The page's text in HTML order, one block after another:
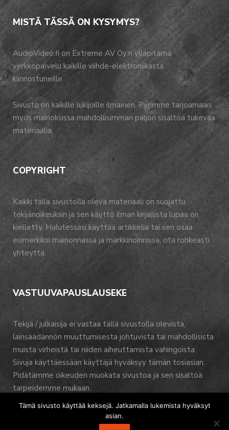
MISTÄ TÄSSÄ ON KYSYMYS?
AudioVideo.fi on Extreme AV Oy:n ylläpitämä
verkkopalvelu kaikille viihde-elektroniikasta
kiinnostuneille.
Sivusto on kaikille lukijoille ilmainen. Pyrimme tarjoamaan
myös mainoksissa mahdollisimman paljon sisältöä tukevaa
materiaalia.
COPYRIGHT
Kaikki tällä sivustolla oleva materiaali on suojattu
tekijänoikeuksin ja sen käyttö ilman kirjallista lupaa on
kielletty. Halutessasi käyttää artikkelia tai sen osaa
esimerkiksi mainonnassa ja markkinoinnissa, ota rohkeasti
yhteyttä.
VASTUUVAPAUSLAUSEKE
Tekijä / julkaisija ei vastaa tällä sivustolla olevista,
lainsäädännön muuttumisesta johtuvista tai mahdollisista
muista virheistä tai niiden aiheuttamista vahingoista.
Sivuja käyttäessään käyttäjä hyväksyy tämän tosiasian.
Pidätämme oikeuden muokata sivustoa ja sen sisältöä
tarpeidemme mukaan.
Tämä sivusto käyttää keksejä. Jatkamalla lukemista hyväksyt
asian.